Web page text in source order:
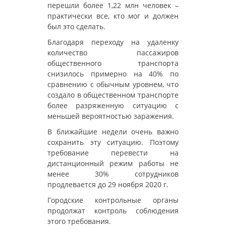
перешли более 1,22 млн человек –
практически все, кто мог и должен
был это сделать.
Благодаря переходу на удаленку
количество пассажиров
общественного транспорта
снизилось примерно на 40% по
сравнению с обычным уровнем, что
создало в общественном транспорте
более разряженную ситуацию с
меньшей вероятностью заражения.
В ближайшие недели очень важно
сохранить эту ситуацию. Поэтому
требование перевести на
дистанционный режим работы не
менее 30% сотрудников
продлевается до 29 ноября 2020 г.
Городские контрольные органы
продолжат контроль соблюдения
этого требования.